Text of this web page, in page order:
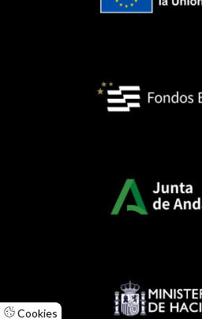
Cookies